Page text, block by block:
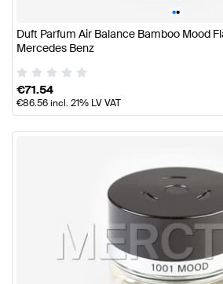
••
Duft Parfum Air Balance Bamboo Mood
Mercedes Benz
€71.54
€86.56incl. 21% LV VAT